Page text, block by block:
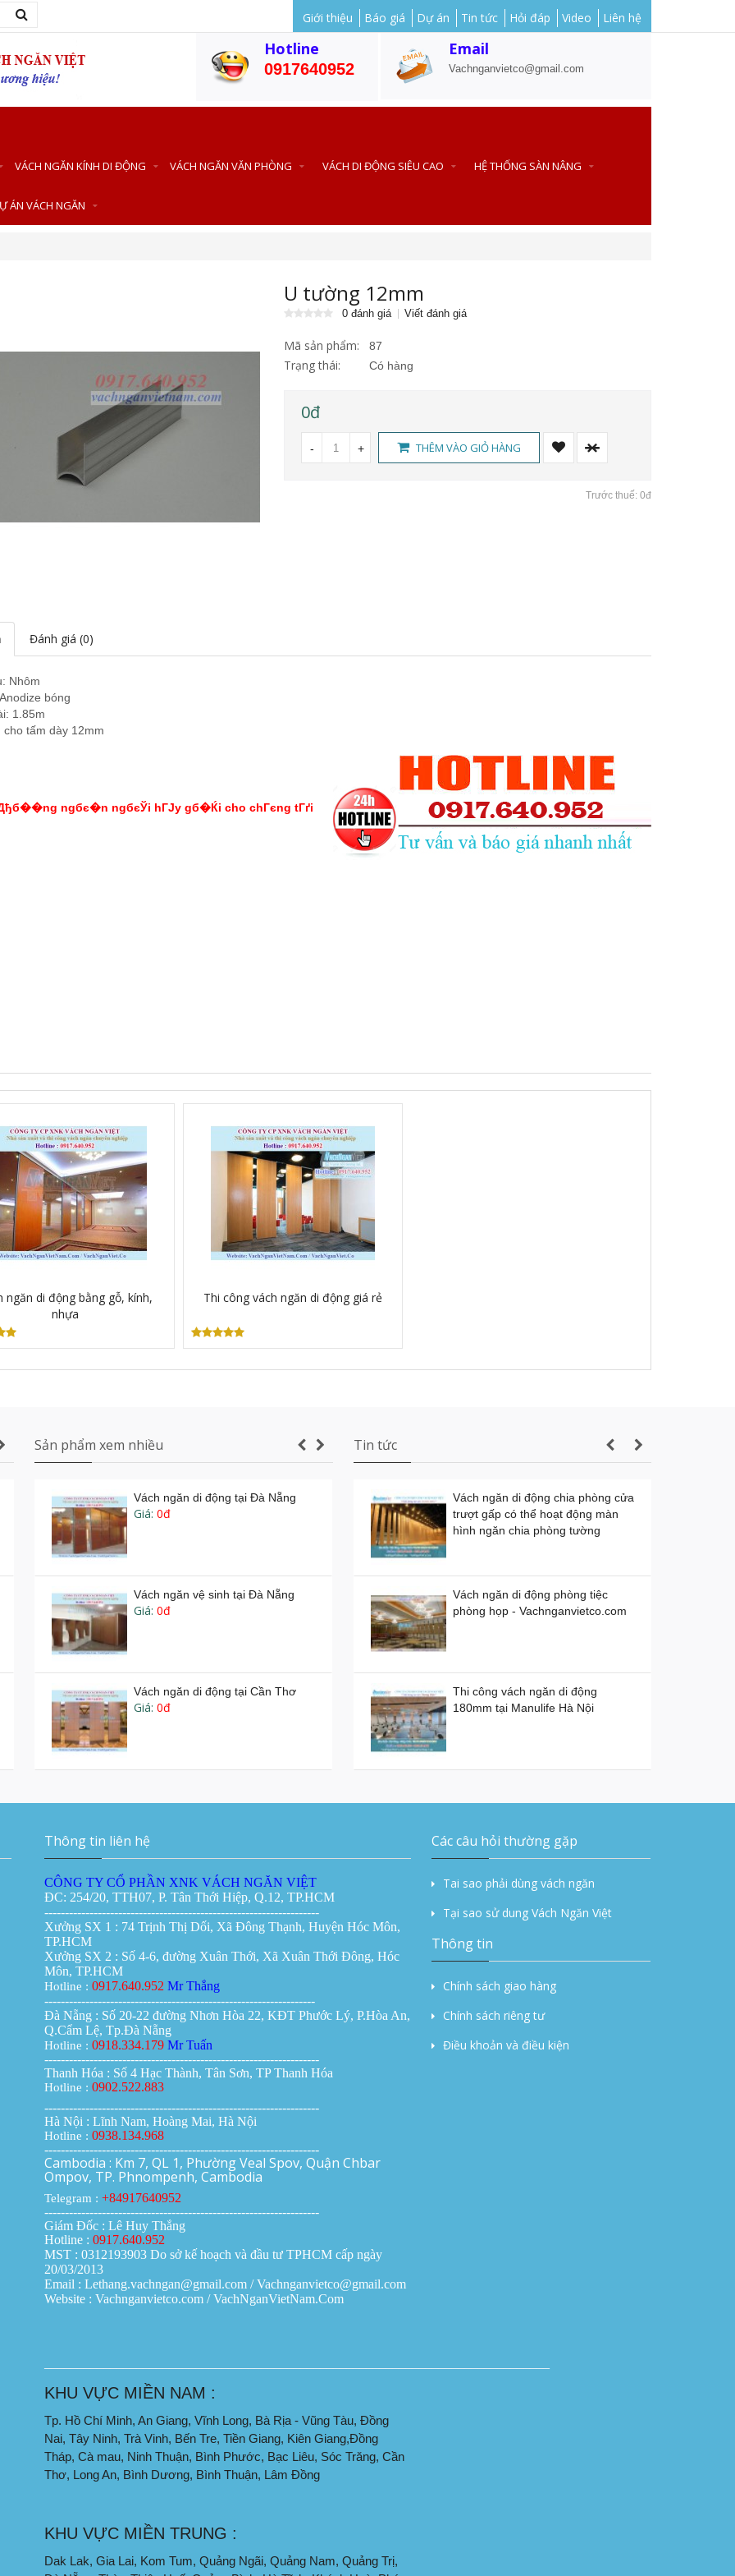
Giới thiệu Báo giá Dự án Tin tức Hỏi đáp Video Liên hệ
Hotline
0917640952
Email
Vachnganvietco@gmail.com
VÁCH NGĂN KÍNH DI ĐỘNG VÁCH NGĂN VĂN PHÒNG VÁCH DI ĐỘNG SIÊU CAO HỆ THỐNG SÀN NÂNG
ÁN VÁCH NGĂN
U tường 12mm
0 đánh giá Viết đánh giá
Mã sản phẩm: 87
Trạng thái: Có hàng
0đ
- + THÊM VÀO GIỎ HÀNG
Trước thuế: 0đ
Đánh giá (0)
Nhôm
bóng
1.85m
cho tấm dày 12mm
ngбє�n ngбєЎi hГЈy gб�Ќi cho chГєng tГґi
ngăn di động bằng gỗ, kính,
nhựa
Thi công vách ngăn di động giá rẻ
Sản phẩm xem nhiều
Vách ngăn kính di động giá rẻ
Vách ngăn xếp di động ở TP HCM
Vách ngăn di động tại Đà Nẵng
Giá:0đ
Vách ngăn vệ sinh tại Đà Nẵng
Giá:0đ
Vách ngăn di động tại Cần Thơ
Giá:0đ
Giá:0đ
Vách ngăn di động bằng nhựa giá
thành bao nhiêu 1 mét vuông?
Giá:0đ
Vách ngăn di động bằng gỗ, kính,
Giá:0đ
Vách ngăn kính di động giá rẻ
Giá:0đ
Vách ngăn xếp di động ở TP HCM
giá bao nhiêu tiền?
Giá:0đ
Vách ngăn di động tại Đà Nẵng
Giá:0đ
Vách ngăn vệ sinh tại Đà Nẵng
Giá:0đ
Vách ngăn di động tại Cần Thơ
Tin tức
Vách ngăn di động chia phòng cửa
trượt gấp có thể hoạt động màn
hình ngăn chia phòng tường
Vách ngăn di động phòng tiệc
phòng họp - Vachnganvietco.com
Thi công vách ngăn di động
180mm tại Manulife Hà Nội
thuật tại Campuchia
Vách ngăn di động chia phòng cửa
hình ngăn chia phòng tường
Vách ngăn di động phòng tiệc
phòng họp - Vachnganvietco.com
Thông tin liên hệ
CÔNG TY CỔ PHẦN XNK VÁCH NGĂN VIỆT
ĐC: 254/20, TTH07, P. Tân Thới Hiệp, Q.12, TP.HCM
-------------------------------------------------------------------
Xưởng SX 1 : 74 Trịnh Thị Dối, Xã Đông Thạnh, Huyện Hóc Môn,
TP.HCM
Xưởng SX 2 : Số 4-6, đường Xuân Thới, Xã Xuân Thới Đông, Hóc
Môn, TP.HCM
Hotline : 0917.640.952 Mr Thắng
------------------------------------------------------------------
Đà Nẵng : Số 20-22 đường Nhơn Hòa 22, KĐT Phước Lý, P.Hòa An,
Q.Cẩm Lệ, Tp.Đà Nẵng
Hotline : 0918.334.179 Mr Tuấn
-------------------------------------------------------------------
Thanh Hóa : Số 4 Hạc Thành, Tân Sơn, TP Thanh Hóa
Hotline : 0902.522.883
-------------------------------------------------------------------
Hà Nội : Lĩnh Nam, Hoàng Mai, Hà Nội
Hotline : 0938.134.968
-------------------------------------------------------------------
Cambodia : Km 7, QL 1, Phường Veal Spov, Quận Chbar
Ompov, TP. Phnompenh, Cambodia
Telegram : +84917640952
-------------------------------------------------------------------
Giám Đốc : Lê Huy Thắng
Hotline : 0917.640.952
MST : 0312193903 Do sở kế hoạch và đầu tư TPHCM cấp ngày
20/03/2013
Email : Lethang.vachngan@gmail.com / Vachnganvietco@gmail.com
Website : Vachnganvietco.com /VachNganVietNam.Com
KHU VỰC MIỀN NAM :
Tp. Hồ Chí Minh, An Giang, Vĩnh Long, Bà Rịa - Vũng Tàu, Đồng
Nai, Tây Ninh, Trà Vinh, Bến Tre, Tiền Giang, Kiên Giang,Đồng
Tháp, Cà mau, Ninh Thuận, Bình Phước, Bạc Liêu, Sóc Trăng, Cần
Thơ, Long An, Bình Dương, Bình Thuận, Lâm Đồng
KHU VỰC MIỀN TRUNG :
Dak Lak, Gia Lai, Kom Tum, Quảng Ngãi, Quảng Nam, Quảng Trị,
Các câu hỏi thường gặp
Tai sao phải dùng vách ngăn
Tại sao sử dung Vách Ngăn Việt
Thông tin
Chính sách giao hàng
Chính sách riêng tư
Điều khoản và điều kiện